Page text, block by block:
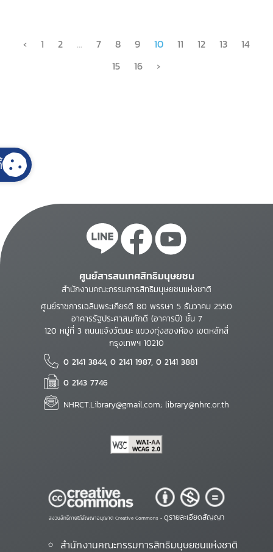
‹ 1 2 ... 7 8 9 10 11 12 13
14
15
16 ›
ศูนย์สารสนเทศสิทธิมนุษยชน
สำนักงานคณะกรรมการสิทธิมนุษยชนแห่งชาติ
ศูนย์ราชการเฉลิมพระเกียรติ 80 พรรษา 5 ธันวาคม 2550
อาคารรัฐประศาสนภักดี (อาคารบี) ชั้น 7
120 หมู่ที่ 3 ถนนแจ้งวัฒนะ แขวงทุ่งสองห้อง เขตหลักสี่
กรุงเทพฯ 10210
0 2141 3844, 0 2141 1987, 0 2141 3881
0 2143 7746
NHRCT.Library@gmail.com; library@nhrc.or.th
สงวนสิทธิ์ภายใต้สัญญาอนุญาต Creative Commons • ดูรายละเอียดสัญญา
สำนักงานคณะกรรมการสิทธิมนุษยชนแห่งชาติ